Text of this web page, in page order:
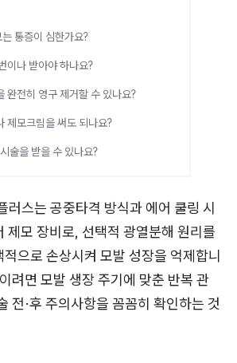
통증이 심한가요?
이나 받아야 하나요?
완전히 영구 제거할 수 있나요?
제모크림을 써도 되나요?
술을 받을 수 있나요?
러스는 공중타격 방식과 에어 쿨링 시
제모 장비로, 선택적 광열분해 원리를
으로 손상시켜 모발 성장을 억제합니
려면 모발 생장 주기에 맞춘 반복 관
전·후 주의사항을 꼼꼼히 확인하는 것